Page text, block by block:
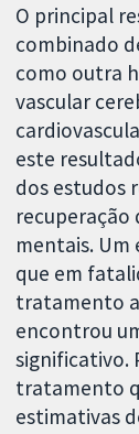
O principal
combinado
como outra
vascular
este
dos estudos
recuperação
mentais.
que em
tratamento
encontrou
significativo.
tratamento
estimativas